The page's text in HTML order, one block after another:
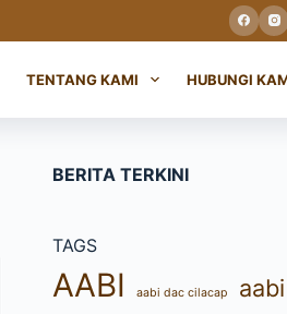
TENTANG KAMI HUBUNGI
BERITA TERKINI
TAGS
AABI aabi dac cilacap